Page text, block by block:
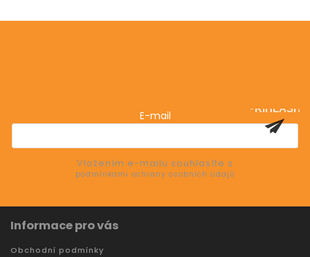
E-mail
Vložením e-mailu souhlasíte s
podmínkami ochrany osobních údajů
PŘIHLÁSIT
Informace pro vás
Obchodní podmínky